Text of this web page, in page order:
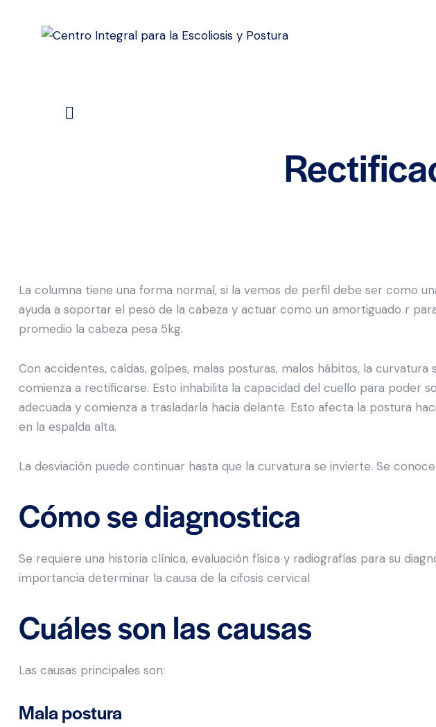
La columna tiene una forma normal, si la vemos de perfil debe ser como
ayuda a soportar el peso de la cabeza y actuar como un amortiguado r
promedio la cabeza pesa 5kg.
Con accidentes, caídas, golpes, malas posturas, malos hábitos, la curvatura
comienza a rectificarse. Esto inhabilita la capacidad del cuello para poder
adecuada y comienza a trasladarla hacia delante. Esto afecta la postura
en la espalda alta.
La desviación puede continuar hasta que la curvatura se invierte. Se
Cómo se diagnostica
Se requiere una historia clínica, evaluación física y radiografías para su
importancia determinar la causa de la cifosis cervical
Cuáles son las causas
Las causas principales son:
Mala postura